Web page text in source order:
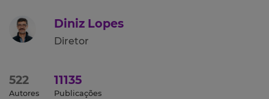
Diniz Lopes
Diretor
522
Autores
11135
Publicações